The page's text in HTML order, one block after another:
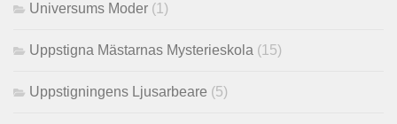
Universums Moder (1)
Uppstigna Mästarnas Mysterieskola (15)
Uppstigningens Ljusarbeare (5)